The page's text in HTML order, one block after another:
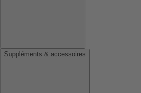
Suppléments & accessoires